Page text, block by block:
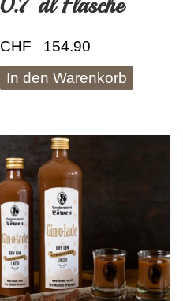
CHF
154.90
In den Warenkorb